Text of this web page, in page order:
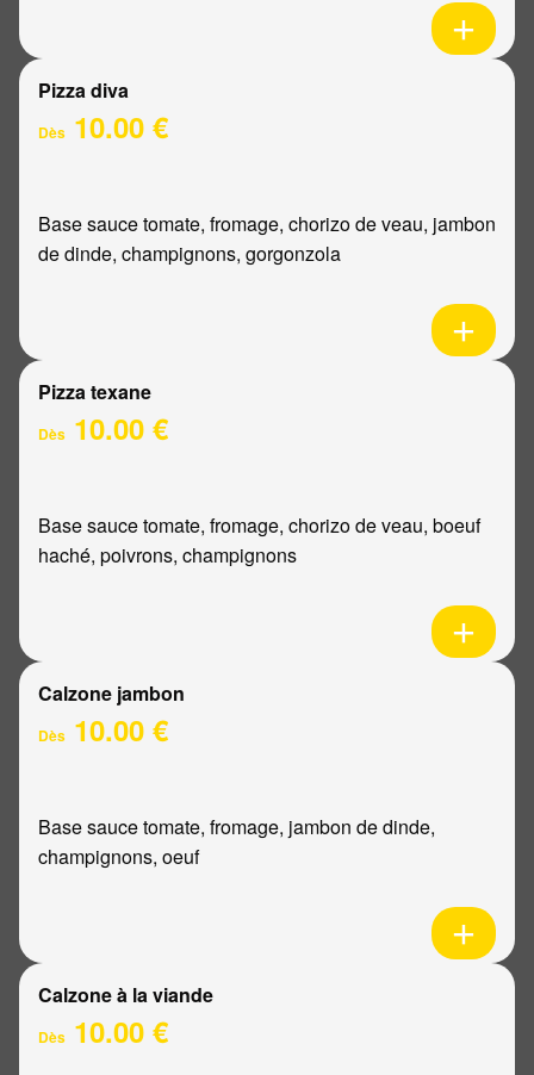
Pizza diva
Dès 10.00 €
Base sauce tomate, fromage, chorizo de veau, jambon
de dinde, champignons, gorgonzola
Pizza texane
Dès 10.00 €
Base sauce tomate, fromage, chorizo de veau, boeuf
haché, poivrons, champignons
Calzone jambon
Dès 10.00 €
Base sauce tomate, fromage, jambon de dinde,
champignons, oeuf
Calzone à la viande
Dès 10.00 €